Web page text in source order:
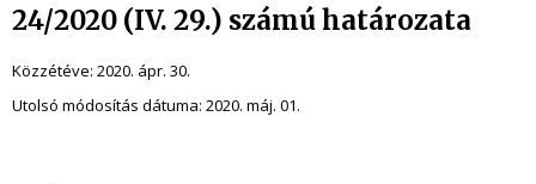
24/2020 (IV. 29.) számú határozata
Közzétéve: 2020. ápr. 30.
Utolsó módosítás dátuma: 2020. máj. 01.